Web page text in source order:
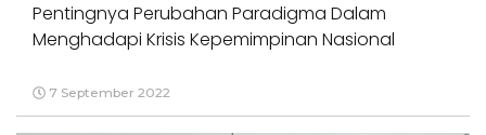
Pentingnya Perubahan Paradigma Dalam
Menghadapi Krisis Kepemimpinan Nasional
7 September 2022